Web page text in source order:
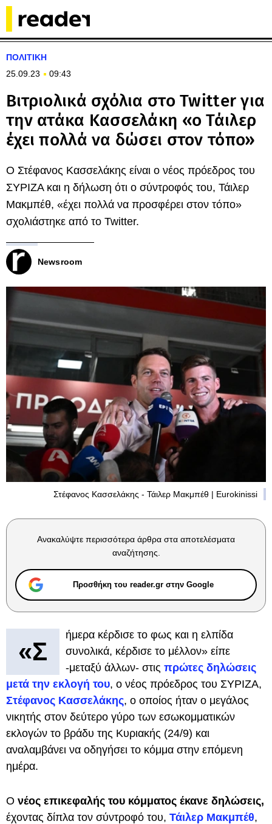
ΠΟΛΙΤΙΚΗ
25.09.23
09:43
Βιτριολικά σχόλια στο Twitter για
την ατάκα Κασσελάκη «ο Τάιλερ
έχει πολλά να δώσει στον τόπο»
Ο Στέφανος Κασσελάκης είναι ο νέος πρόεδρος του
ΣΥΡΙΖΑ και η δήλωση ότι ο σύντροφός του, Τάιλερ
Μακμπέθ, «έχει πολλά να προσφέρει στον τόπο»
σχολιάστηκε από το Twitter.
Newsroom
Στέφανος Κασσελάκης - Τάιλερ Μακμπέθ | Eurokinissi
Ανακαλύψτε περισσότερα άρθρα στα αποτελέσματα
αναζήτησης.
Προσθήκη του reader.gr στην Google
«Σ
ήμερα κέρδισε το φως και η ελπίδα
συνολικά, κέρδισε το μέλλον» είπε
-μεταξύ άλλων- στις πρώτες δηλώσεις
μετά την εκλογή του, ο νέος πρόεδρος του ΣΥΡΙΖΑ,
Στέφανος Κασσελάκης, ο οποίος ήταν ο μεγάλος
νικητής στον δεύτερο γύρο των εσωκομματικών
εκλογών το βράδυ της Κυριακής (24/9) και
αναλαμβάνει να οδηγήσει το κόμμα στην επόμενη
ημέρα.
Ο νέος επικεφαλής του κόμματος έκανε δηλώσεις,
έχοντας δίπλα τον σύντροφό του, Τάιλερ Μακμπέθ,